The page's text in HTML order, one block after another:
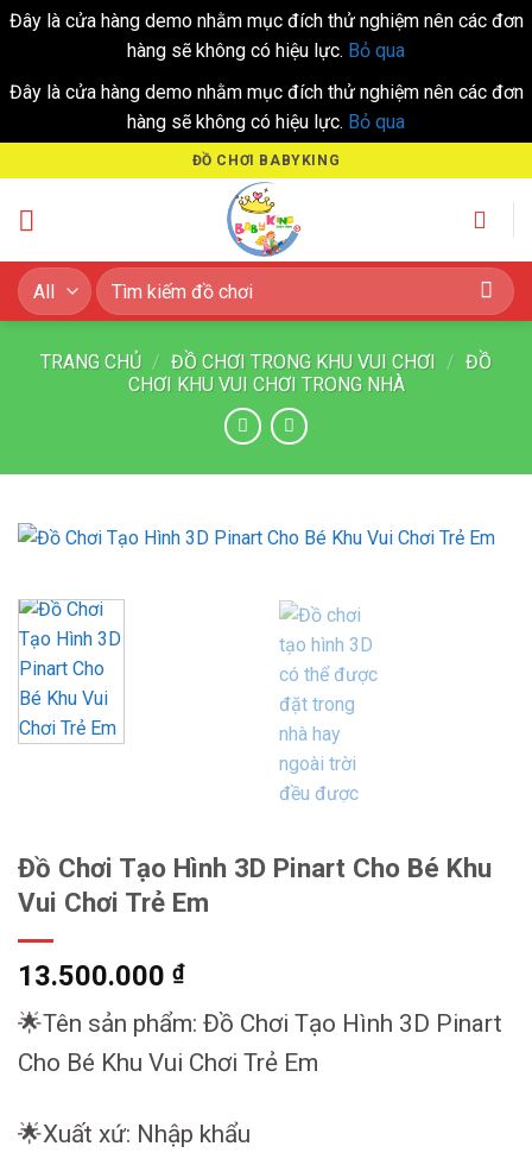
Đây là cửa hàng demo nhằm mục đích thử nghiệm nên các đơn
hàng sẽ không có hiệu lực. Bỏ qua
Đây là cửa hàng demo nhằm mục đích thử nghiệm nên các đơn
hàng sẽ không có hiệu lực. Bỏ qua
to
content
ĐỒ CHƠI BABYKING
Tìm
kiếm:
TRANG CHỦ / ĐỒ CHƠI TRONG KHU VUI CHƠI / ĐỒ
CHƠI KHU VUI CHƠI TRONG NHÀ
Đồ Chơi Tạo Hình 3D Pinart Cho Bé Khu
Vui Chơi Trẻ Em
13.500.000 ₫
🌟Tên sản phẩm: Đồ Chơi Tạo Hình 3D Pinart
Cho Bé Khu Vui Chơi Trẻ Em
🌟Xuất xứ: Nhập khẩu